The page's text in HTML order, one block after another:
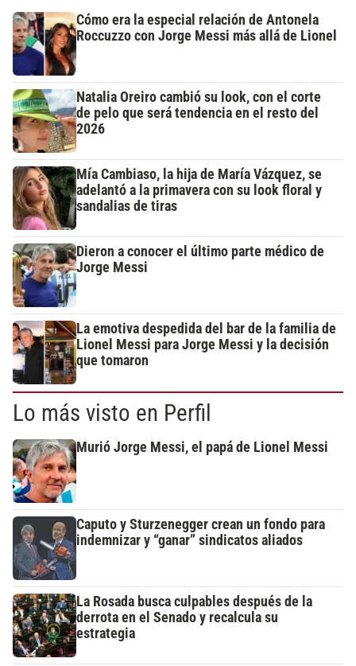
Cómo era la especial relación de Antonela
Roccuzzo con Jorge Messi más allá de Lionel
Natalia Oreiro cambió su look, con el corte
de pelo que será tendencia en el resto del
2026
Mía Cambiaso, la hija de María Vázquez, se
adelantó a la primavera con su look floral y
sandalias de tiras
Dieron a conocer el último parte médico de
Jorge Messi
La emotiva despedida del bar de la familia de
Lionel Messi para Jorge Messi y la decisión
que tomaron
Lo más visto en Perfil
Murió Jorge Messi, el papá de Lionel Messi
Caputo y Sturzenegger crean un fondo para
indemnizar y “ganar” sindicatos aliados
La Rosada busca culpables después de la
derrota en el Senado y recalcula su
estrategia